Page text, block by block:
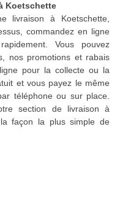
Koetschette
livraison à Koetschette,
commandez en ligne
Vous pouvez
nos promotions et rabais
pour la collecte ou la
et vous payez le même
téléphone ou sur place.
section de livraison à
façon la plus simple de